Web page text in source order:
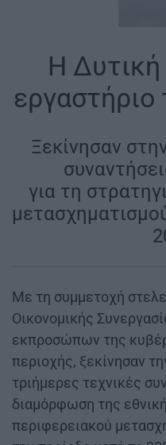
Η
Ξεκίνησαν
για τη
Με τη συμμετοχή
Οικονομικής
εκπροσώπων της
περιοχής, ξεκίνησαν
τριήμερες τεχνικές
διαμόρφωση της
περιφερειακού